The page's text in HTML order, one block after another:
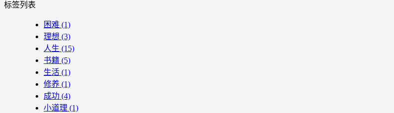
标签列表
困难 (1)
理想 (3)
人生 (15)
书籍 (5)
生活 (1)
修养 (1)
成功 (4)
小道理 (1)